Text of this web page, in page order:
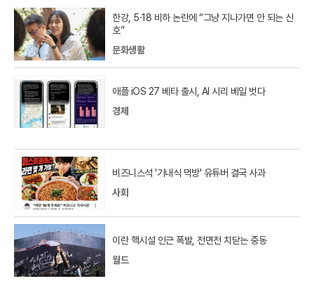
한강, 5·18 비하 논란에 “그냥 지나가면 안 되는 신
호”
문화생활
애플 iOS 27 베타 출시, AI 시리 베일 벗다
경제
비즈니스석 '기내식 먹방' 유튜버 결국 사과
사회
이란 핵시설 인근 폭발, 전면전 치닫는 중동
월드